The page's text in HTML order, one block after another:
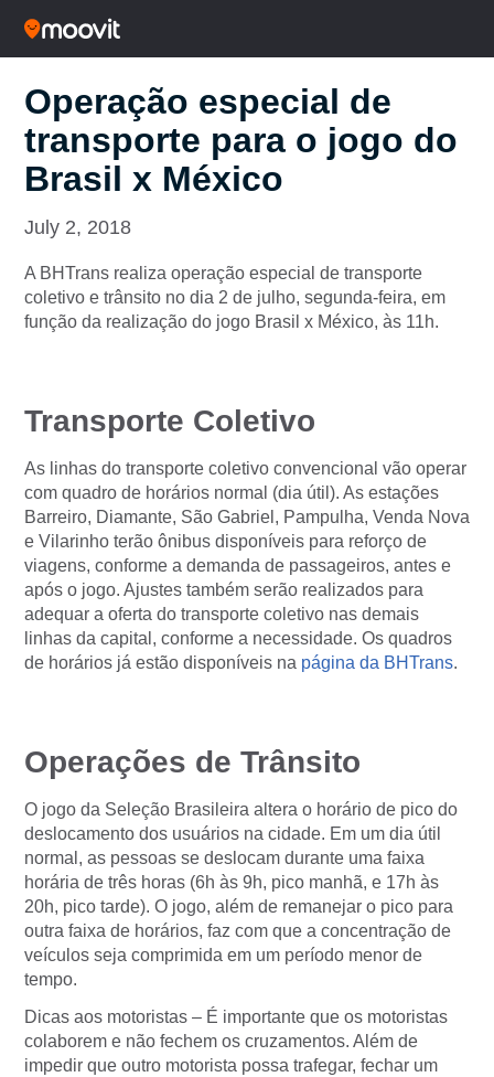
Operação especial de
transporte para o jogo do
Brasil x México
July 2, 2018
A BHTrans realiza operação especial de transporte
coletivo e trânsito no dia 2 de julho, segunda-feira, em
função da realização do jogo Brasil x México, às 11h.
Transporte Coletivo
As linhas do transporte coletivo convencional vão operar
com quadro de horários normal (dia útil). As estações
Barreiro, Diamante, São Gabriel, Pampulha, Venda Nova
e Vilarinho terão ônibus disponíveis para reforço de
viagens, conforme a demanda de passageiros, antes e
após o jogo. Ajustes também serão realizados para
adequar a oferta do transporte coletivo nas demais
linhas da capital, conforme a necessidade. Os quadros
de horários já estão disponíveis na página da BHTrans.
Operações de Trânsito
O jogo da Seleção Brasileira altera o horário de pico do
deslocamento dos usuários na cidade. Em um dia útil
normal, as pessoas se deslocam durante uma faixa
horária de três horas (6h às 9h, pico manhã, e 17h às
20h, pico tarde). O jogo, além de remanejar o pico para
outra faixa de horários, faz com que a concentração de
veículos seja comprimida em um período menor de
tempo.
Dicas aos motoristas – É importante que os motoristas
colaborem e não fechem os cruzamentos. Além de
impedir que outro motorista possa trafegar, fechar um